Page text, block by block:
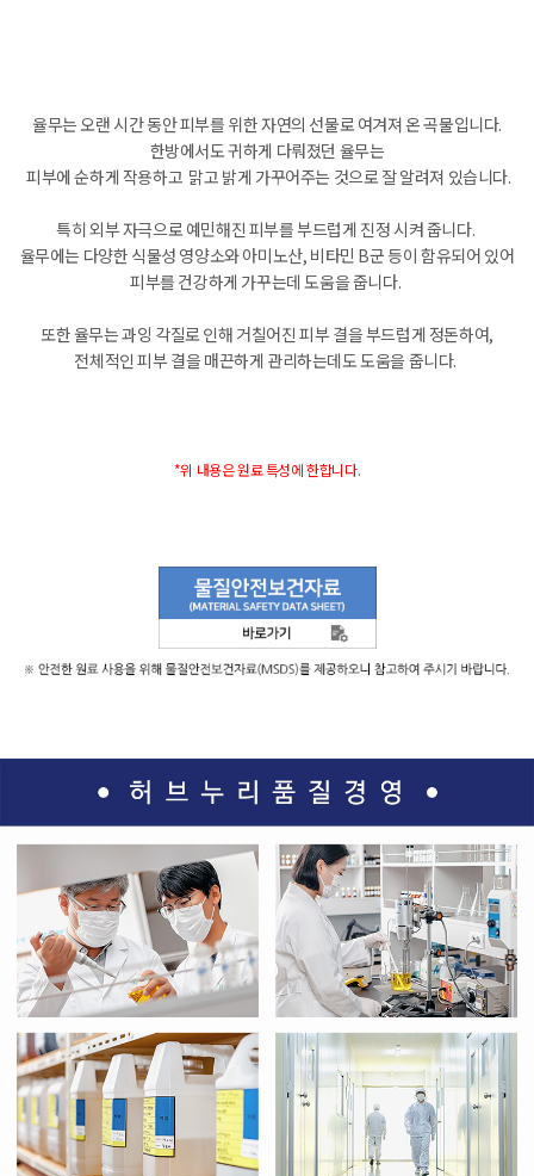
율무는 오랜 시간 동안 피부를 위한 자연의 선물로 여겨져 온 곡물입니다.
한방에서도 귀하게 다뤄졌던 율무는
피부에 순하게 작용하고 맑고 밝게 가꾸어주는 것으로 잘 알려져 있습니다.
특히 외부 자극으로 예민해진 피부를 부드럽게 진정 시켜 줍니다.
율무에는 다양한 식물성 영양소와 아미노산, 비타민 B군 등이 함유되어 있어
피부를 건강하게 가꾸는데 도움을 줍니다.
또한 율무는 과잉 각질로 인해 거칠어진 피부 결을 부드럽게 정돈하여,
전체적인 피부 결을 매끈하게 관리하는데도 도움을 줍니다.
*위 내용은 원료 특성에 한합니다.